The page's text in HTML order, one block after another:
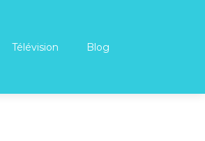
Télévision Blog